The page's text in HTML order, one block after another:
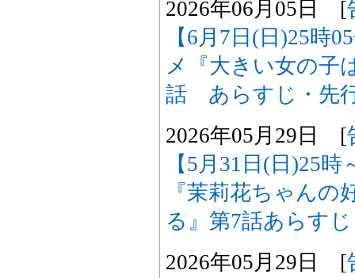
2026年06月05日 [
【6月7日(日)25時
メ『大きい女の子
話 あらすじ・先
2026年05月29日 [
【5月31日(日)25
『茉莉花ちゃん
る』第7話あらす
2026年05月29日 [